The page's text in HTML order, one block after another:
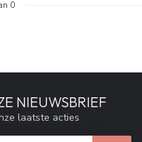
0
NIEUWSBRIEF
laatste acties